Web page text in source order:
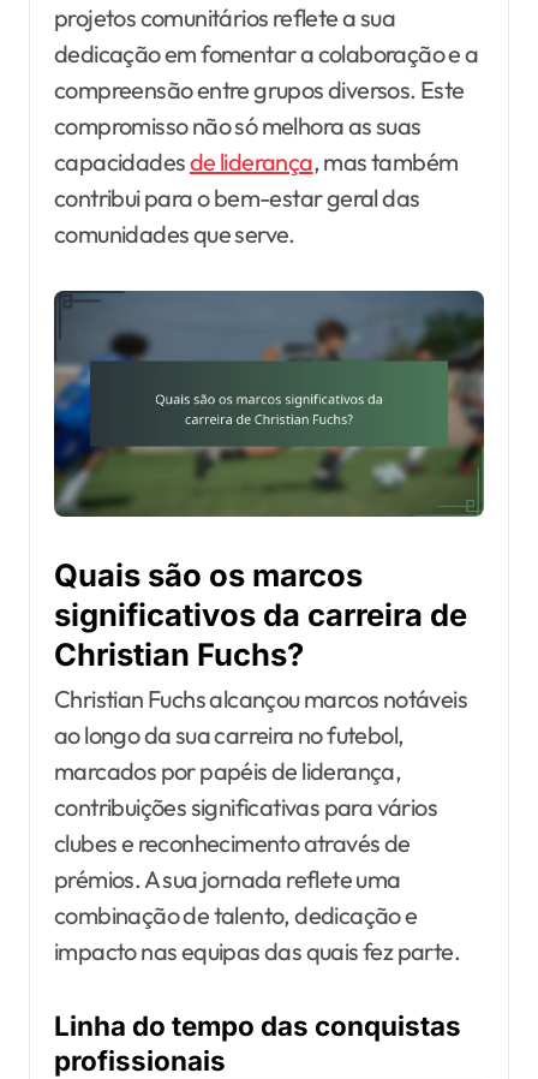
projetos comunitários reflete a sua
dedicação em fomentar a colaboração e a
compreensão entre grupos diversos. Este
compromisso não só melhora as suas
capacidadesde liderança, mas também
contribui para o bem-estar geral das
comunidades que serve.
Quais são os marcos
significativos da carreira de
Christian Fuchs?
Christian Fuchs alcançou marcos notáveis
ao longo da sua carreira no futebol,
marcados por papéis de liderança,
contribuições significativas para vários
clubes e reconhecimento através de
prémios. A sua jornada reflete uma
combinação de talento, dedicação e
impacto nas equipas das quais fez parte.
Linha do tempo das conquistas
profissionais